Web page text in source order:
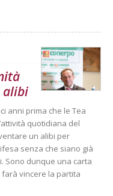
alibi
anni prima che le Tea
quotidiana del
un alibi per
senza che siano già
Sono dunque una carta
vincere la partita